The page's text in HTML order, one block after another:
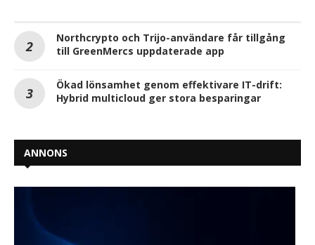
Northcrypto och Trijo-användare får tillgång
till GreenMercs uppdaterade app
Ökad lönsamhet genom effektivare IT-drift:
Hybrid multicloud ger stora besparingar
ANNONS